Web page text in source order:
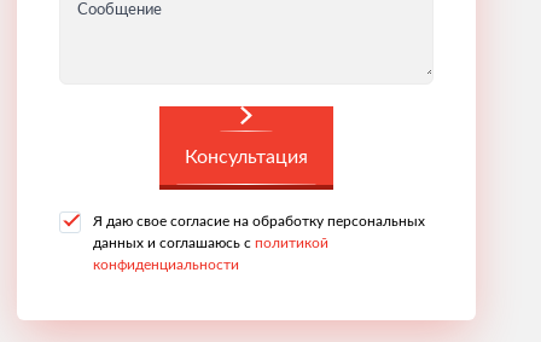
Сообщение
Консультация
Я даю свое согласие на обработку персональных
данных и соглашаюсь с политикой
конфиденциальности